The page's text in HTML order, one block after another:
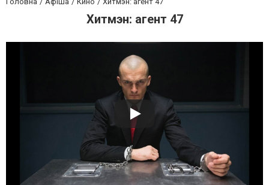
Хитмэн: агент 47